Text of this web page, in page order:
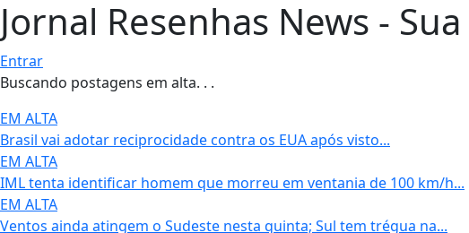
Jornal Resenhas News -
Entrar
Buscando postagens em alta. . .
EM ALTA
Brasil vai adotar reciprocidade contra os EUA após visto...
EM ALTA
IML tenta identificar homem que morreu em ventania de 100 km/h...
EM ALTA
Ventos ainda atingem o Sudeste nesta quinta; Sul tem trégua na...